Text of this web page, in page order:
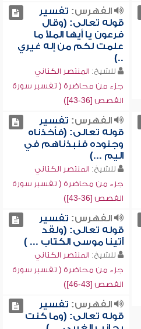
الفهرس: تفسير
قوله تعالى: (وقال
فرعون يا أيها الملأ ما
علمت لكم من إله غيري
..)
للشيخ: المنتصر الكتاني
جزء من محاضرة ( تفسير سورة
القصص [36-43])
الفهرس: تفسير
قوله تعالى: (فأخذناه
وجنوده فنبذناهم في
اليم ...)
للشيخ: المنتصر الكتاني
جزء من محاضرة ( تفسير سورة
القصص [36-43])
الفهرس: تفسير
قوله تعالى: (ولقد
آتينا موسى الكتاب ... )
للشيخ: المنتصر الكتاني
جزء من محاضرة ( تفسير سورة
القصص [43-46])
الفهرس: تفسير
قوله تعالى: (وما كنت